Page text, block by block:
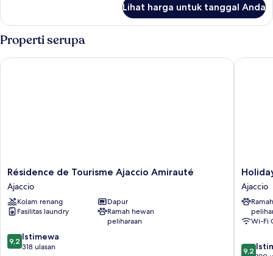
Apartemen,
1
kamar
tidur,
pemandangan
Lihat harga untuk tanggal Anda
Properti serupa
Résidence
de
Tourisme
Ajaccio
Amirauté
Résidence de Tourisme Ajaccio Amirauté
Ajaccio
Kolam renang
Dapur
Fasilitas laundry
Ramah hewan
peliharaan
9.2
dari
9,2 Istimewa
318 ulasan
Résidence de Tourisme Ajaccio Amirauté
Holiday
Inn
Express
Ajaccio
IHG
Ajaccio
Wi-Fi
9.2
9,2
Holiday